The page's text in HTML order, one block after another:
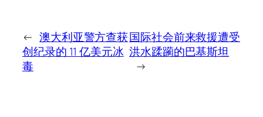
← 澳大利亚警方查获
创纪录的 11 亿美元冰
毒
国际社会前来救援遭受
洪水蹂躏的巴基斯坦
→